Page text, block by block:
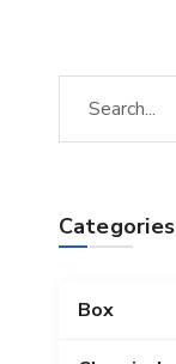
Categories
Box